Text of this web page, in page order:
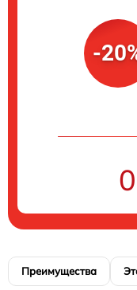
-
Преимущества